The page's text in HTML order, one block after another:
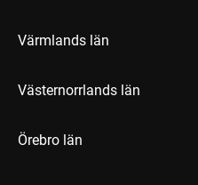
Värmlands län
Västernorrlands län
Örebro län